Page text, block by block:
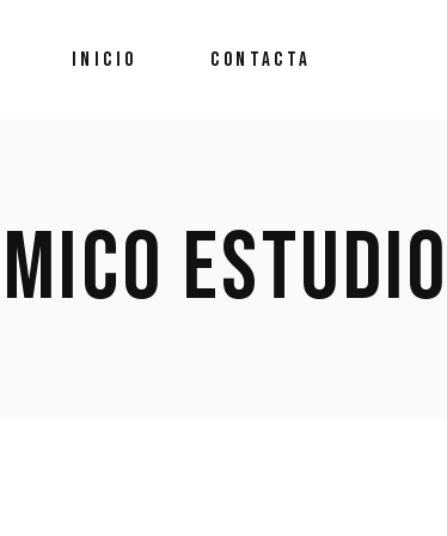
INICIO CONTACTA